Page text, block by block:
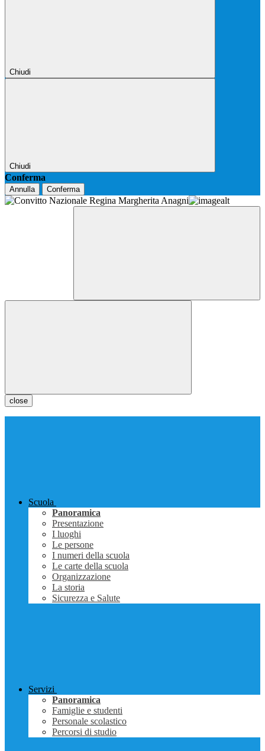
Chiudi
Chiudi
Conferma
Annulla Conferma
close
Scuola
Panoramica
Presentazione
I luoghi
Le persone
I numeri della scuola
Le carte della scuola
Organizzazione
La storia
Sicurezza e Salute
Servizi
Panoramica
Famiglie e studenti
Personale scolastico
Percorsi di studio